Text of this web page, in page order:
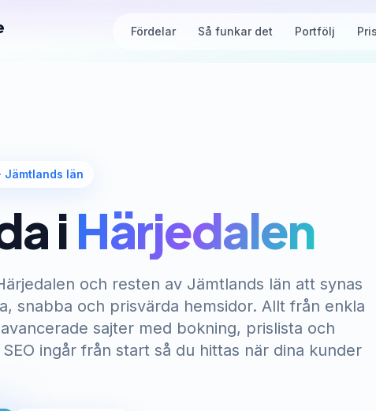
Fördelar Så funkar det Portfölj
· Jämtlands län
i Härjedalen
och resten av Jämtlands län att synas
snabba och prisvärda hemsidor. Allt från enkla
sajter med bokning, prislista och
ingår från start så du hittas när dina kunder